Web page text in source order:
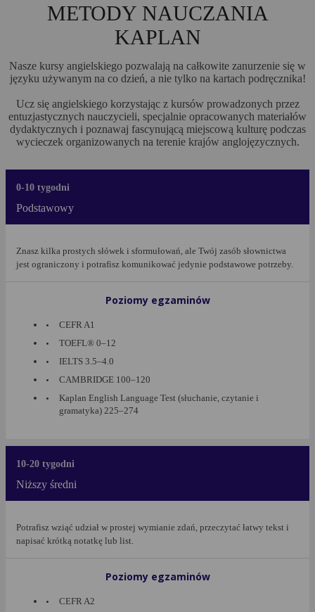
METODY NAUCZANIA
KAPLAN
Nasze kursy angielskiego pozwalają na całkowite zanurzenie się w
języku używanym na co dzień, a nie tylko na kartach podręcznika!
Ucz się angielskiego korzystając z kursów prowadzonych przez
entuzjastycznych nauczycieli, specjalnie opracowanych materiałów
dydaktycznych i poznawaj fascynującą miejscową kulturę podczas
wycieczek organizowanych na terenie krajów anglojęzycznych.
0-10 tygodni
Podstawowy
Znasz kilka prostych słówek i sformułowań, ale Twój zasób słownictwa
jest ograniczony i potrafisz komunikować jedynie podstawowe potrzeby.
Poziomy egzaminów
CEFR A1
TOEFL® 0–12
IELTS 3.5–4.0
CAMBRIDGE 100–120
Kaplan English Language Test (słuchanie, czytanie i
gramatyka) 225–274
10-20 tygodni
Niższy średni
Potrafisz wziąć udział w prostej wymianie zdań, przeczytać łatwy tekst i
napisać krótką notatkę lub list.
Poziomy egzaminów
CEFR A2